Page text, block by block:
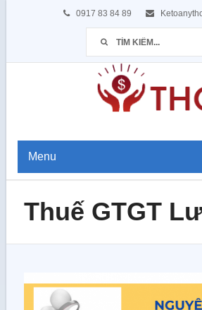
0917 83 84 89
Menu
Thuế GTGT